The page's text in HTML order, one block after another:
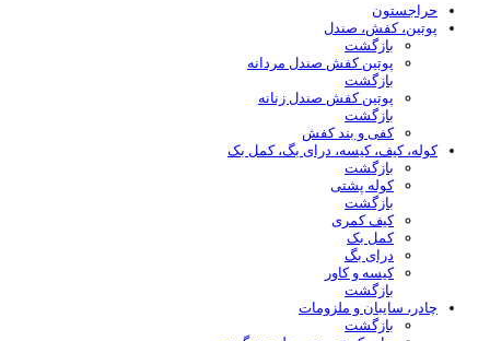
حراجستون
پوتین، کفش، صندل
بازگشت
پوتین کفش صندل مردانه
بازگشت
پوتین کفش صندل زنانه
بازگشت
کفی و بند کفش
کوله، کیف، کیسه، درای بگ، کمل بک
بازگشت
کوله پشتی
بازگشت
کیف کمری
کمل بک
درای بگ
کیسه و کاور
بازگشت
چادر، سایبان و ملزومات
بازگشت